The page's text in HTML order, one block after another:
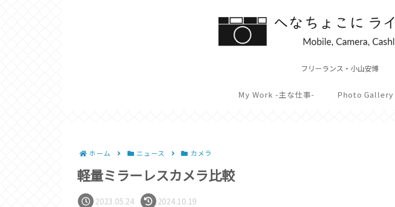
フリーランス・小山安博
My Work -主な仕事- Photo Gallery
ホーム ニュース カメラ
軽量ミラーレスカメラ比較
2023.05.24 2024.10.19